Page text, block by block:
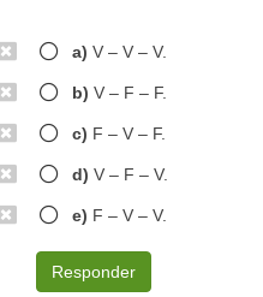
a) V – V – V.
b) V – F – F.
c) F – V – F.
d) V – F – V.
e) F – V – V.
Responder